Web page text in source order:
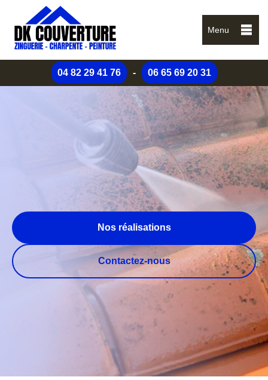
Menu
04 82 29 41 76 - 06 65 69 20 31
Nos réalisations
Contactez-nous